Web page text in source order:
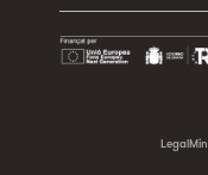
LegalMin